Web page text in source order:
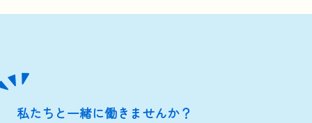
私たちと一緒に働きませんか？